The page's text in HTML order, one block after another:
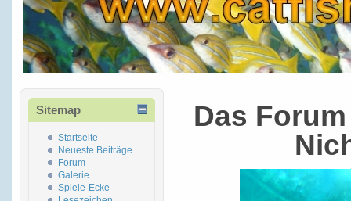
Sitemap
Startseite
Neueste Beiträge
Forum
Galerie
Spiele-Ecke
Das